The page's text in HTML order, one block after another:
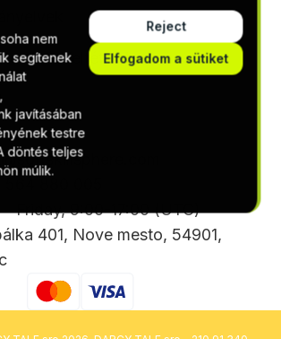
és feltételek
ADATOK
880 005
Friday, 9:00-17:00 (UTC)
401, Nove mesto, 54901,
nem
segítenek
javításában
testre
döntés teljes
múlik.
Reject
Elfogadom a sütiket